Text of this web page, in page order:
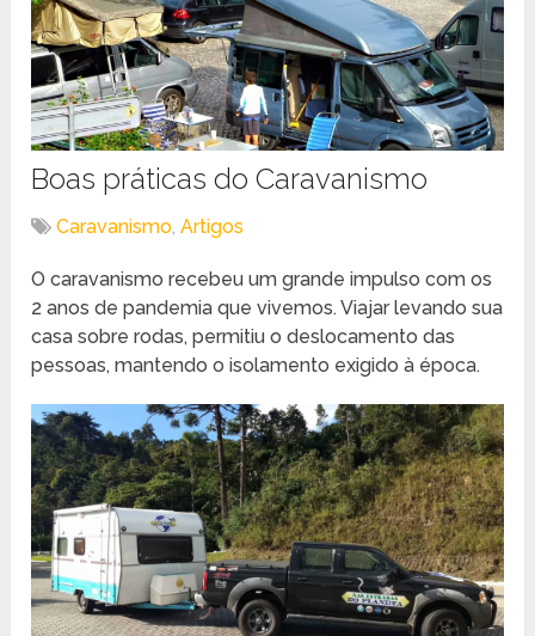
Boas práticas do Caravanismo
Caravanismo,Artigos
O caravanismo recebeu um grande impulso com os
2 anos de pandemia que vivemos. Viajar levando sua
casa sobre rodas, permitiu o deslocamento das
pessoas, mantendo o isolamento exigido à época.